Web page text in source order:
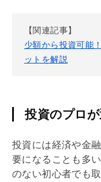
【関連記事】
少額から投資可能
ットを解説
投資のプロ
投資には経済や金
要になることも多
のない初心者でも